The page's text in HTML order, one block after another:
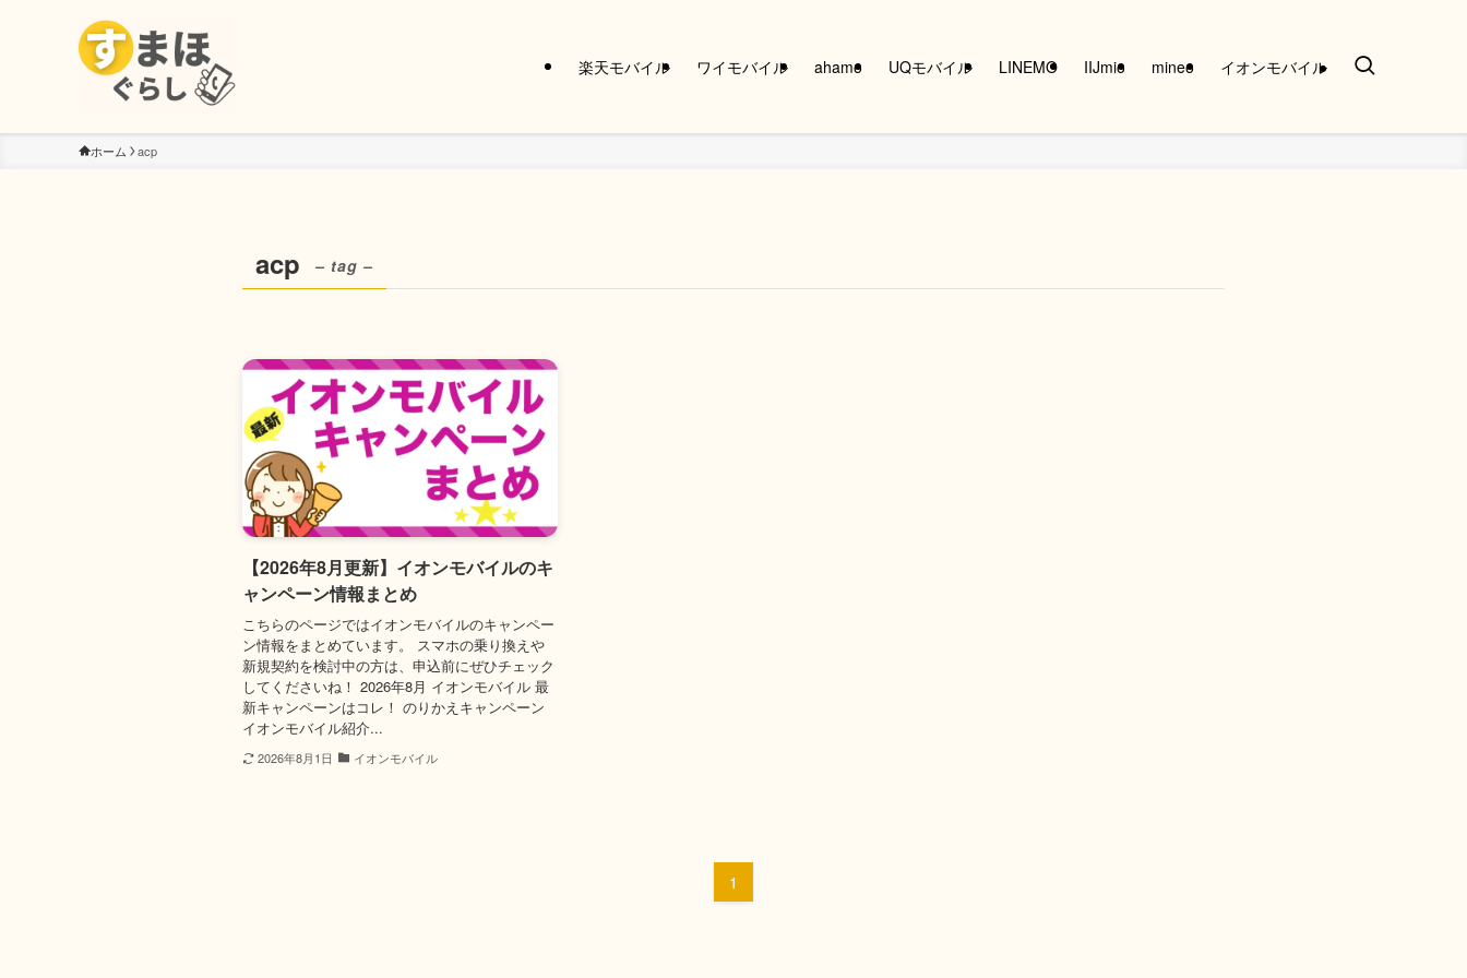
楽天モバイル ワイモバイル ahamo UQモバイル LINEMO IIJmio mineo イオンモバイル
ホーム acp
acp – tag –
【2026年8月更新】イオンモバイルのキ
ャンペーン情報まとめ
こちらのページではイオンモバイルのキャンペー
ン情報をまとめています。 スマホの乗り換えや
新規契約を検討中の方は、申込前にぜひチェック
してくださいね！ 2026年8月 イオンモバイル 最
新キャンペーンはコレ！ のりかえキャンペーン
イオンモバイル紹介...
2026年8月1日 イオンモバイル
1